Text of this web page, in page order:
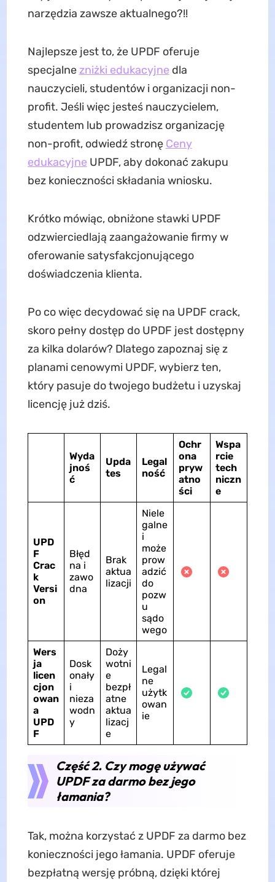
narzędzia zawsze aktualnego?!!
Najlepsze jest to, że UPDF oferuje
specjalnezniżki edukacyjne dla
nauczycieli, studentów i organizacji non-
profit. Jeśli więc jesteś nauczycielem,
studentem lub prowadzisz organizację
non-profit, odwiedź stronę Ceny
edukacyjne UPDF, aby dokonać zakupu
bez konieczności składania wniosku.
Krótko mówiąc, obniżone stawki UPDF
odzwierciedlają zaangażowanie firmy w
oferowanie satysfakcjonującego
doświadczenia klienta.
Po co więc decydować się na UPDF crack,
skoro pełny dostęp do UPDF jest dostępny
za kilka dolarów? Dlatego zapoznaj się z
planami cenowymi UPDF, wybierz ten,
który pasuje do twojego budżetu i uzyskaj
licencję już dziś.
Wyda
jnoś
ć
Upda
tes
Legal
ność
Ochr
ona
pryw
atno
ści
Wspa
rcie
tech
niczn
e
UPD
F
Crac
k
Versi
on
Błęd
na i
zawo
dna
Brak
aktua
lizacji
Niele
galne
i
może
prow
adzić
do
pozw
u
sądo
wego
Wers
ja
licen
cjon
owan
a
UPD
F
Dosk
onały
i
nieza
wodn
y
Doży
wotni
e
bezpł
atne
aktua
lizacj
e
Legal
ne
użytk
owan
ie
Część 2. Czy mogę używać
UPDF za darmo bez jego
łamania?
Tak, można korzystać z UPDF za darmo bez
konieczności jego łamania. UPDF oferuje
bezpłatną wersję próbną, dzięki której